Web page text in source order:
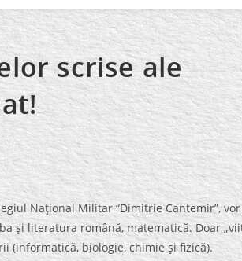
scrise ale
Naţional Militar “Dimitrie Cantemir”,
şi literatura română, matematică. Doar
(informatică, biologie, chimie şi fizică).